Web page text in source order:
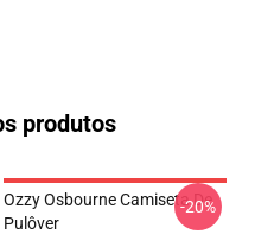
produtos
Ozzy Osbourne Camiseta De
Pulôver
-20%